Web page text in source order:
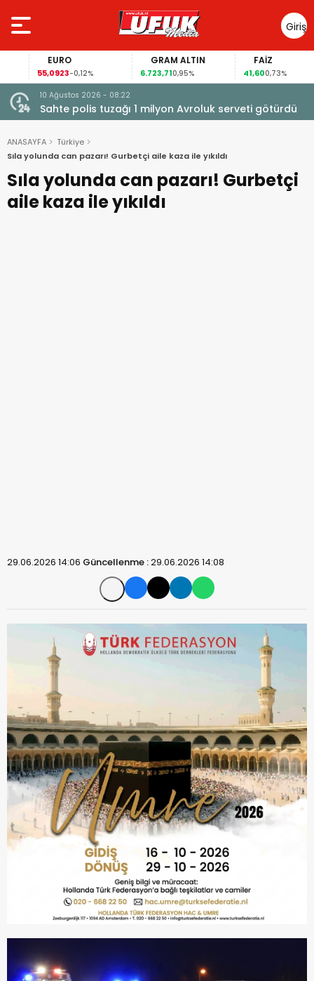
Giriş
Yap
EURO
55,0923-0,12%
GRAM ALTIN
6.723,710,95%
FAİZ
41,60 0,73%
10 Ağustos 2026 - 08:22
Sahte polis tuzağı 1 milyon Avroluk serveti götürdü
ANASAYFA
Türkiye
Sıla yolunda can pazarı! Gurbetçi aile kaza ile yıkıldı
Sıla yolunda can pazarı! Gurbetçi
aile kaza ile yıkıldı
29.06.2026 14:06 Güncellenme :29.06.2026 14:08